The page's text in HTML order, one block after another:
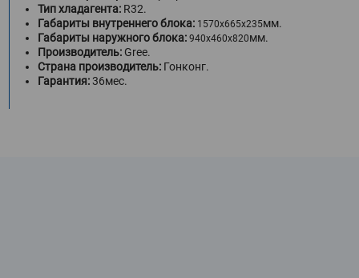
Тип хладагента: R32.
Габариты внутреннего блока: 1570x665x235мм.
Габариты наружного блока: 940х460х820мм.
Производитель: Gree.
Страна производитель: Гонконг.
Гарантия:36мес.